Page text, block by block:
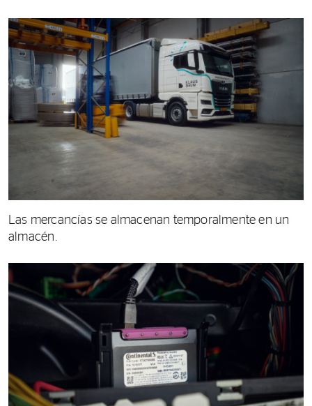
Las mercancías se almacenan temporalmente en un
almacén.